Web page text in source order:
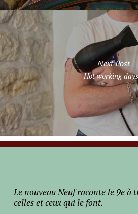
Next Post
Hot working
Le nouveau Neuf raconte le 9e à
celles et ceux qui le font.